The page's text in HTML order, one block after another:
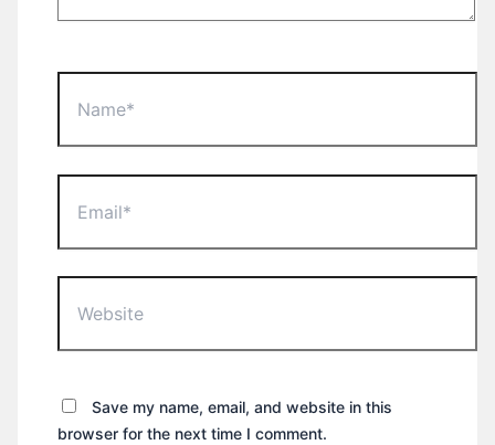
Save my name, email, and website in this
browser for the next time I comment.